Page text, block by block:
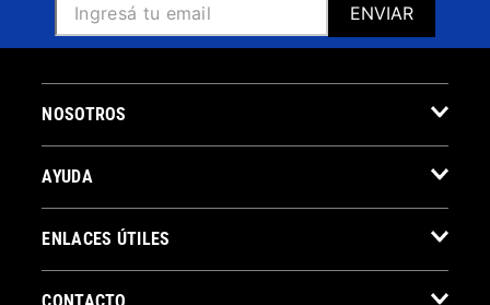
ENVIAR
NOSOTROS
AYUDA
ENLACES ÚTILES